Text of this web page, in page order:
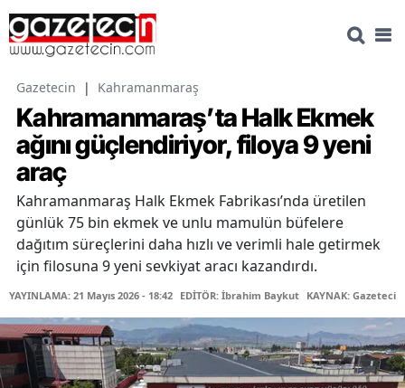
Gazetecin | Kahramanmaraş
Kahramanmaraş’ta Halk Ekmek
ağını güçlendiriyor, filoya 9 yeni
araç
Kahramanmaraş Halk Ekmek Fabrikası’nda üretilen
günlük 75 bin ekmek ve unlu mamulün büfelere
dağıtım süreçlerini daha hızlı ve verimli hale getirmek
için filosuna 9 yeni sevkiyat aracı kazandırdı.
YAYINLAMA: 21 Mayıs 2026 - 18:42 EDİTÖR: İbrahim Baykut KAYNAK: Gazetecin